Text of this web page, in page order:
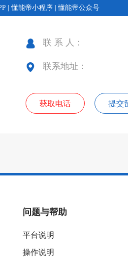
| 懂能帝小程序 | 懂能帝公众号
联 系 人：
联系地址：
获取电话 提交
问题与帮助
平台说明
操作说明